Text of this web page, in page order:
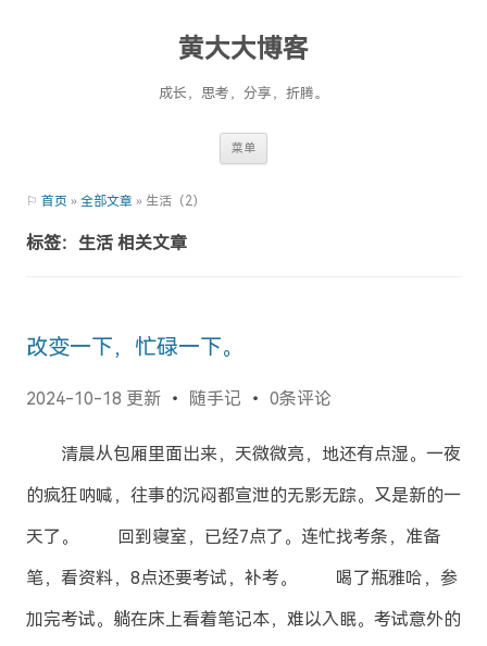
黄大大博客
成长，思考，分享，折腾。
菜单
⚐ 首页 » 全部文章 » 生活（2）
标签：生活 相关文章
改变一下，忙碌一下。
2024-10-18 更新 随手记 0条评论
清晨从包厢里面出来，天微微亮，地还有点湿。一夜
的疯狂呐喊，往事的沉闷都宣泄的无影无踪。又是新的一
天了。 回到寝室，已经7点了。连忙找考条，准备
笔，看资料，8点还要考试，补考。 喝了瓶雅哈，参
加完考试。躺在床上看着笔记本，难以入眠。考试意外的